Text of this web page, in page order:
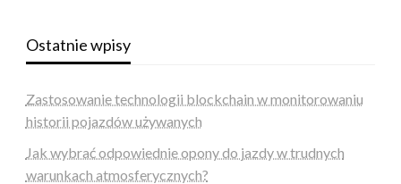
Ostatnie wpisy
Zastosowanie technologii blockchain w monitorowaniu
historii pojazdów używanych
Jak wybrać odpowiednie opony do jazdy w trudnych
warunkach atmosferycznych?